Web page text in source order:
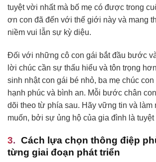
tuyệt vời nhất mà bố mẹ có được trong
ơn con đã đến với thế giới này và mang
niềm vui lẫn sự kỳ diệu.
Đối với những cô con gái bắt đầu bước
lời chúc cần sự thấu hiểu và tôn trọng
sinh nhật con gái bé nhỏ, ba mẹ chúc
hạnh phúc và bình an. Mỗi bước chân
dõi theo từ phía sau. Hãy vững tin và làm
muốn, bởi sự ủng hộ của gia đình là tuyệt
Cách lựa chọn thông điệp
từng giai đoạn phát triển